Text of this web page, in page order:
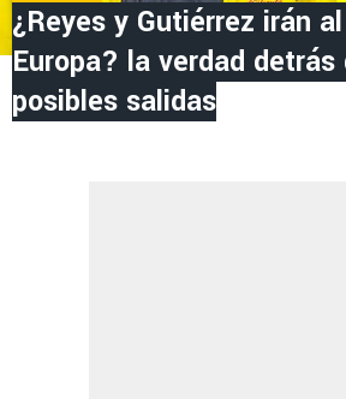
¿Reyes y Gutiérrez irán
Europa? la verdad detrás
posibles salidas